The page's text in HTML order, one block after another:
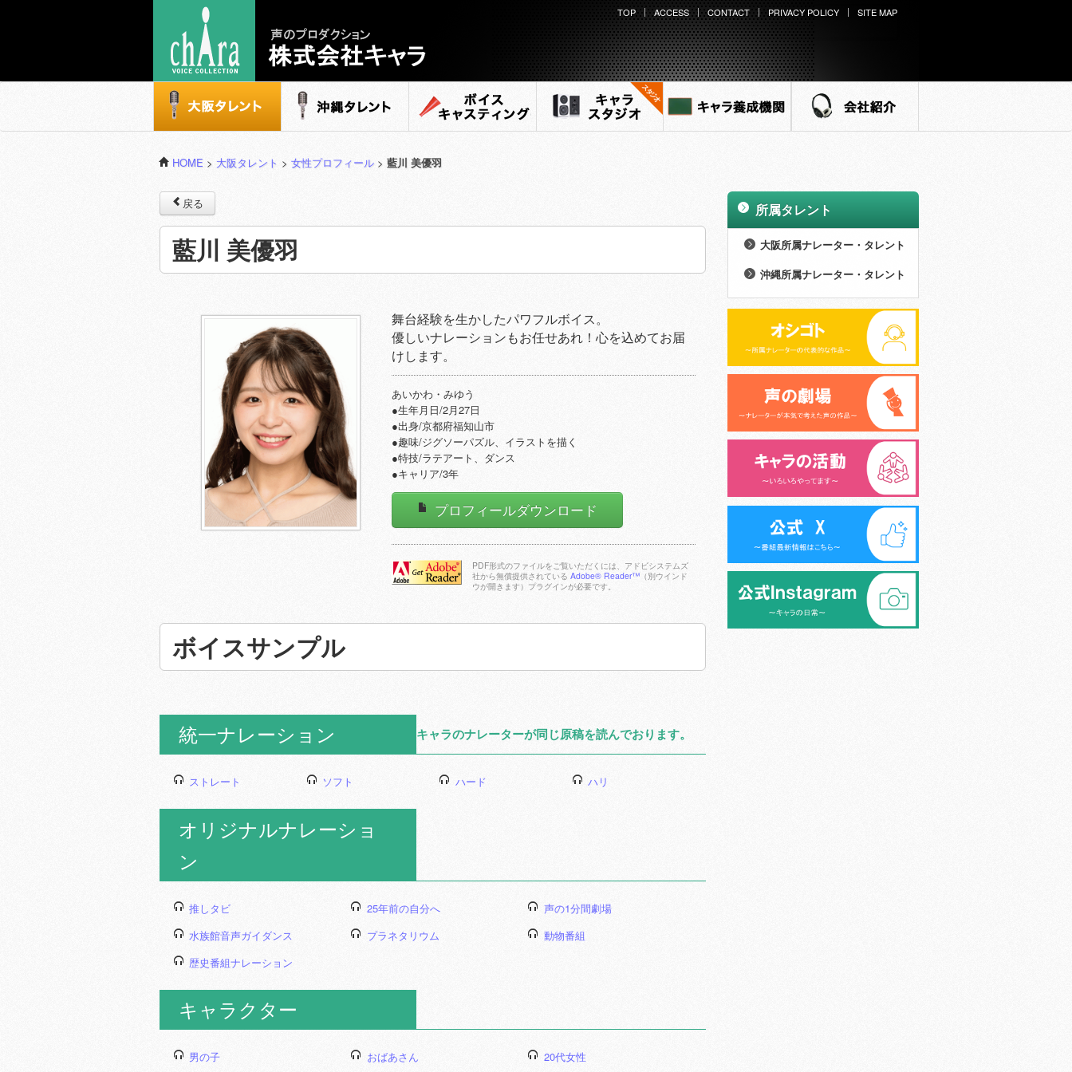
声のプロダクション - 株式会社キャラ
TOP ACCESS CONTACT PRIVACY POLICY SITE MAP
大阪タレント 沖縄タレント ボイスキャスティング
HOME > 大阪タレント > 女性プロフィール > 藍川 美優羽
戻る
藍川 美優羽
舞台経験を生かしたパワフルボイス。
優しいナレーションもお任せあれ！心を込めてお届
けします。
あいかわ・みゆう
●生年月日/2月27日
●出身/京都府福知山市
●趣味/ジグソーパズル、イラストを描く
●特技/ラテアート、ダンス
●キャリア/3年
プロフィールダウンロード
ドする
PDF形式のファイルをご覧いただくには、アドビシステムズ
社から無償提供されている Adobe® Reader™（別ウインド
ウが開きます）プラグインが必要です。
ボイスサンプル
統一ナレーション キャラのナレーターが同じ原稿を読んでおります。
ストレート ソフト ハード ハリ
オリジナルナレーショ
ン
推しタビ 25年前の自分へ
声の1分間劇場
水族館音声ガイダンス
プラネタリウム
動物番組
歴史番組ナレーション
キャラクター
男の子 おばあさん 20代女性
>
所属タレント
大阪所属ナレーター・タレント
男性 (27名)
>
外様倶楽部 (15名)
シニア声優大学校 (6名)
沖縄所属ナレーター・タレント
男性 (8名)
>
女性 (21名)
>
NEW WINGS (7名)
外様倶楽部 (9名)
>
キャラキッズ (10名)